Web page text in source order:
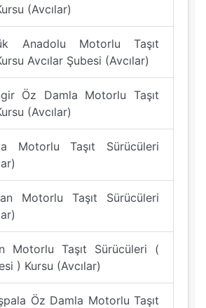
(Avcılar)
Anadolu Motorlu Taşıt
Avcılar Şubesi (Avcılar)
Öz Damla Motorlu Taşıt
(Avcılar)
Motorlu Taşıt Sürücüleri
Motorlu Taşıt Sürücüleri
Motorlu Taşıt Sürücüleri (
) Kursu (Avcılar)
Öz Damla Motorlu Taşıt